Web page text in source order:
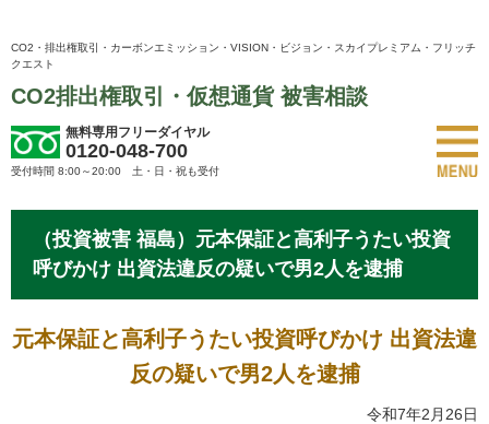
CO2・排出権取引・カーボンエミッション・VISION・ビジョン・スカイプレミアム・フリッチ
クエスト
CO2排出権取引・仮想通貨 被害相談
無料専用フリーダイヤル
0120-048-700
受付時間 8:00～20:00 土・日・祝も受付
（投資被害 福島）元本保証と高利子うたい投資
呼びかけ 出資法違反の疑いで男2人を逮捕
元本保証と高利子うたい投資呼びかけ 出資法違
反の疑いで男2人を逮捕
令和7年2月26日